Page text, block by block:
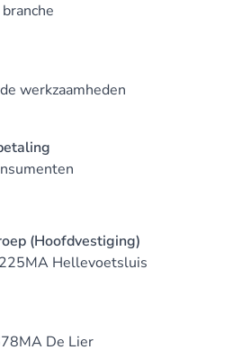
werkzaamheden
(Hoofdvestiging)
Hellevoetsluis
De Lier